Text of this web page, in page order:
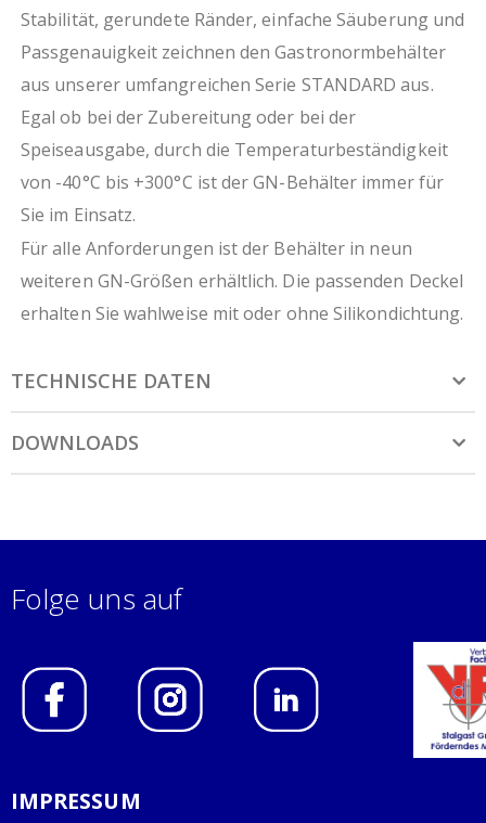
Stabilität, gerundete Ränder, einfache Säuberung und
Passgenauigkeit zeichnen den Gastronormbehälter
aus unserer umfangreichen Serie STANDARD aus.
Egal ob bei der Zubereitung oder bei der
Speiseausgabe, durch die Temperaturbeständigkeit
von -40°C bis +300°C ist der GN-Behälter immer für
Sie im Einsatz.
Für alle Anforderungen ist der Behälter in neun
weiteren GN-Größen erhältlich. Die passenden Deckel
erhalten Sie wahlweise mit oder ohne Silikondichtung.
TECHNISCHE DATEN
DOWNLOADS
Folge uns auf
IMPRESSUM